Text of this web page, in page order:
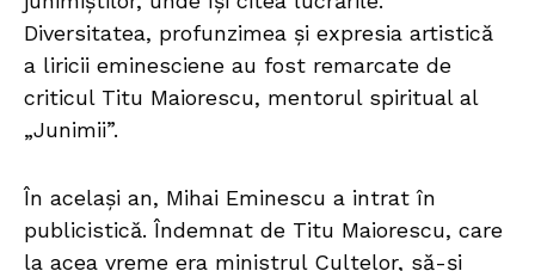
Diversitatea, profunzimea și expresia artistică
a liricii eminesciene au fost remarcate de
criticul Titu Maiorescu, mentorul spiritual al
„Junimii”.
În acelaşi an, Mihai Eminescu a intrat în
publicistică. Îndemnat de Titu Maiorescu, care
la acea vreme era ministrul Cultelor, să-şi